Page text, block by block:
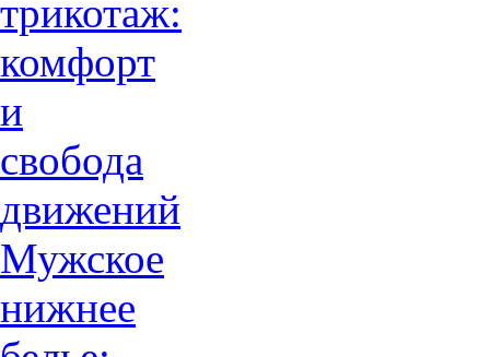
трикотаж:
комфорт
и
свобода
движений
Мужское
нижнее